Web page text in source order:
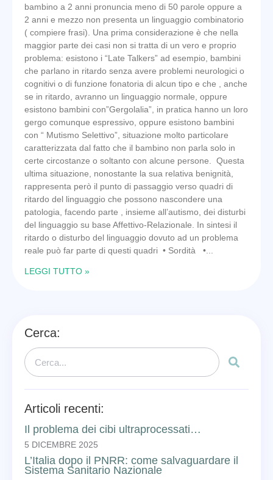
bambino a 2 anni pronuncia meno di 50 parole oppure a
2 anni e mezzo non presenta un linguaggio combinatorio
( compiere frasi). Una prima considerazione è che nella
maggior parte dei casi non si tratta di un vero e proprio
problema: esistono i “Late Talkers” ad esempio, bambini
che parlano in ritardo senza avere problemi neurologici o
cognitivi o di funzione fonatoria di alcun tipo e che , anche
se in ritardo, avranno un linguaggio normale, oppure
esistono bambini con”Gergolalia”, in pratica hanno un loro
gergo comunque espressivo, oppure esistono bambini
con “ Mutismo Selettivo”, situazione molto particolare
caratterizzata dal fatto che il bambino non parla solo in
certe circostanze o soltanto con alcune persone. Questa
ultima situazione, nonostante la sua relativa benignità,
rappresenta però il punto di passaggio verso quadri di
ritardo del linguaggio che possono nascondere una
patologia, facendo parte , insieme all’autismo, dei disturbi
del linguaggio su base Affettivo-Relazionale. In sintesi il
ritardo o disturbo del linguaggio dovuto ad un problema
reale può far parte di questi quadri • Sordità •
LEGGI TUTTO »
Cerca:
Articoli recenti:
Il problema dei cibi ultraprocessati…
5 DICEMBRE 2025
L’Italia dopo il PNRR: come salvaguardare il
Sistema Sanitario Nazionale